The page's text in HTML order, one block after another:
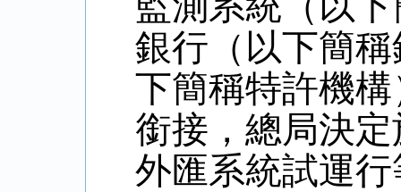
銀行（以下簡
下簡稱特許機構
銜接， 總局決定
外匯系統試運